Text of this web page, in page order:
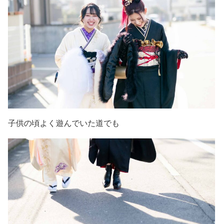
子供の頃よく遊んでいた道でも